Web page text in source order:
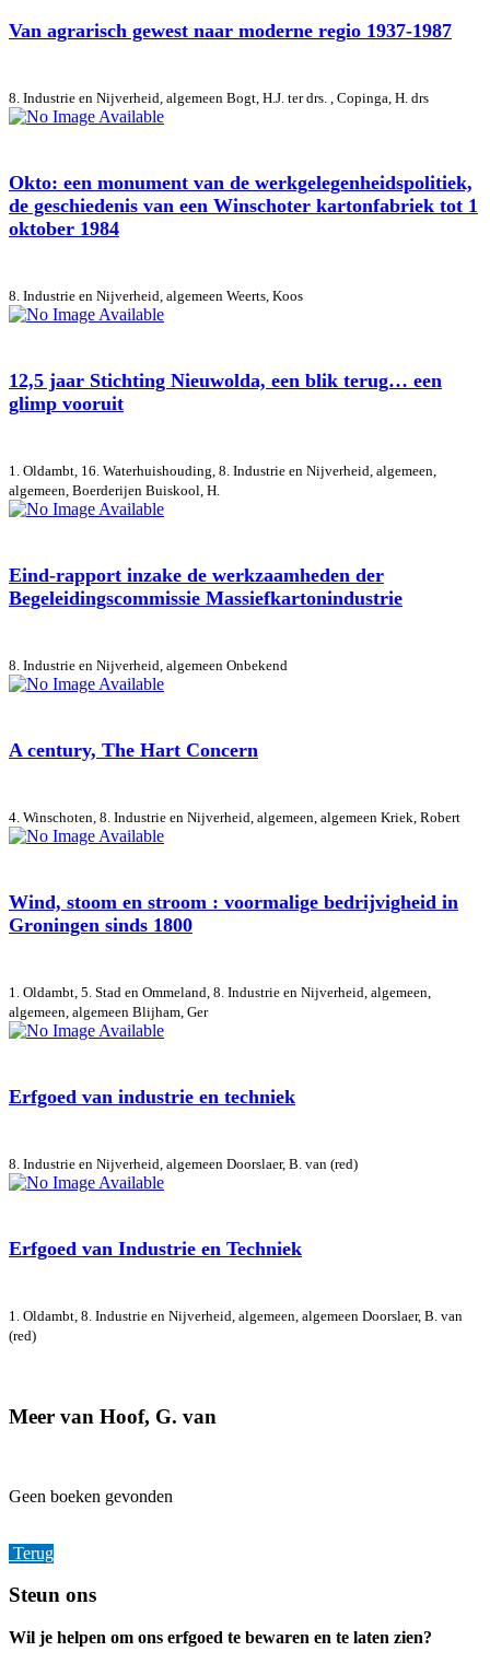
Van agrarisch gewest naar moderne regio 1937-1987
8. Industrie en Nijverheid, algemeen Bogt, H.J. ter drs. , Copinga, H. drs
Okto: een monument van de werkgelegenheidspolitiek,
de geschiedenis van een Winschoter kartonfabriek tot 1
oktober 1984
8. Industrie en Nijverheid, algemeen Weerts, Koos
12,5 jaar Stichting Nieuwolda, een blik terug… een
glimp vooruit
1. Oldambt, 16. Waterhuishouding, 8. Industrie en Nijverheid, algemeen,
algemeen, Boerderijen Buiskool, H.
Eind-rapport inzake de werkzaamheden der
Begeleidingscommissie Massiefkartonindustrie
8. Industrie en Nijverheid, algemeen Onbekend
A century, The Hart Concern
4. Winschoten, 8. Industrie en Nijverheid, algemeen, algemeen Kriek, Robert
Wind, stoom en stroom : voormalige bedrijvigheid in
Groningen sinds 1800
1. Oldambt, 5. Stad en Ommeland, 8. Industrie en Nijverheid, algemeen,
algemeen, algemeen Blijham, Ger
Erfgoed van industrie en techniek
8. Industrie en Nijverheid, algemeen Doorslaer, B. van (red)
Erfgoed van Industrie en Techniek
1. Oldambt, 8. Industrie en Nijverheid, algemeen, algemeen Doorslaer, B. van
(red)
Meer van Hoof, G. van
Geen boeken gevonden
Terug
Footer
Steun ons
Wil je helpen om ons erfgoed te bewaren en te laten zien?